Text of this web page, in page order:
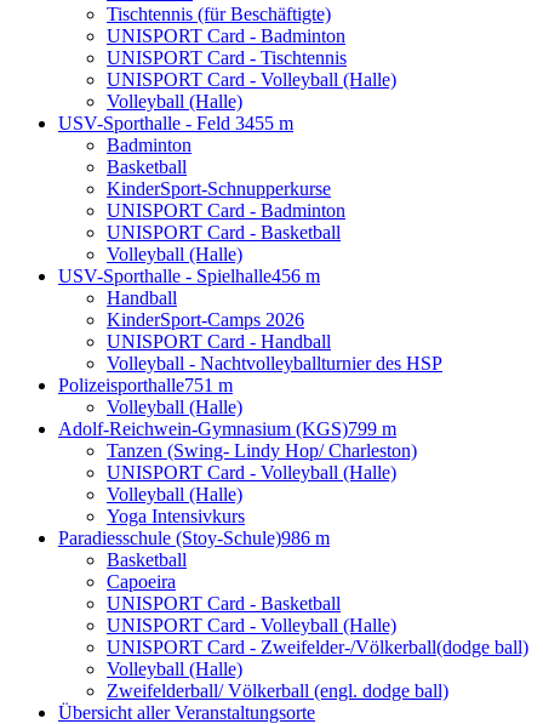
Tischtennis (für Beschäftigte)
UNISPORT Card - Badminton
UNISPORT Card - Tischtennis
UNISPORT Card - Volleyball (Halle)
Volleyball (Halle)
USV-Sporthalle - Feld 3455 m
Badminton
Basketball
KinderSport-Schnupperkurse
UNISPORT Card - Badminton
UNISPORT Card - Basketball
Volleyball (Halle)
USV-Sporthalle - Spielhalle456 m
Handball
KinderSport-Camps 2026
UNISPORT Card - Handball
Volleyball - Nachtvolleyballturnier des HSP
Polizeisporthalle751 m
Volleyball (Halle)
Adolf-Reichwein-Gymnasium (KGS)799 m
Tanzen (Swing- Lindy Hop/ Charleston)
UNISPORT Card - Volleyball (Halle)
Volleyball (Halle)
Yoga Intensivkurs
Paradiesschule (Stoy-Schule)986 m
Basketball
Capoeira
UNISPORT Card - Basketball
UNISPORT Card - Volleyball (Halle)
UNISPORT Card - Zweifelder-/Völkerball(dodge ball)
Volleyball (Halle)
Zweifelderball/ Völkerball (engl. dodge ball)
Übersicht aller Veranstaltungsorte